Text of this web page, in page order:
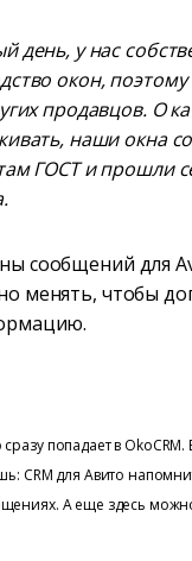
день, у нас
окон,
продавцов. О
наши окна
ГОСТ и прошли
сообщений для
менять, чтобы
попадает в OkoCRM.
CRM для Авито
А еще здесь